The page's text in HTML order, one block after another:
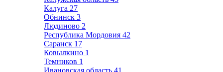
Калуга 27
Обнинск 3
Людиново 2
Республика Мордовия 42
Саранск 17
Ковылкино 1
Темников 1
Ивановская область 41